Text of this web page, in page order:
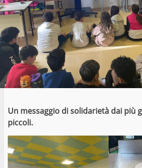
Un messaggio di solidarietà dai più
piccoli.